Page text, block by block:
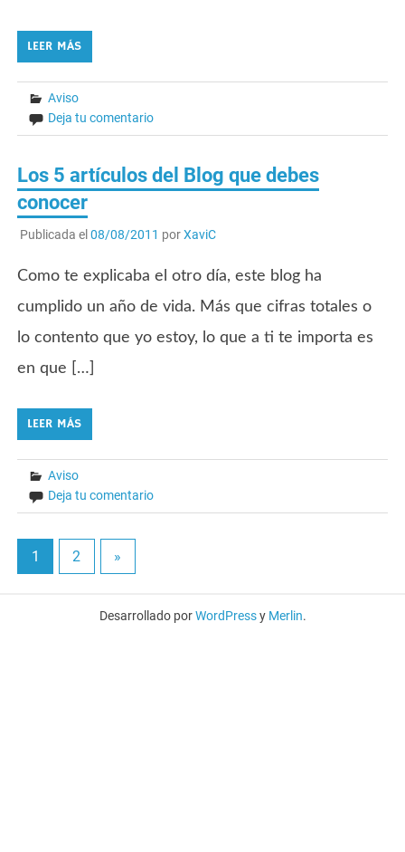
LEER MÁS
Aviso
Deja tu comentario
Los 5 artículos del Blog que debes
conocer
Publicada el08/08/2011 porXaviC
Como te explicaba el otro día, este blog ha
cumplido un año de vida. Más que cifras totales o
lo contento que yo estoy, lo que a ti te importa es
en que […]
LEER MÁS
Aviso
Deja tu comentario
1 2 »
Desarrollado porWordPressy Merlin.